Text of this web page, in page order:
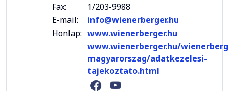
Fax:
1/203-9988
E-mail:
info@wienerberger.hu
Honlap: www.wienerberger.hu
www.wienerberger.hu/
magyarorszag/adatkezelesi-
tajekoztato.html